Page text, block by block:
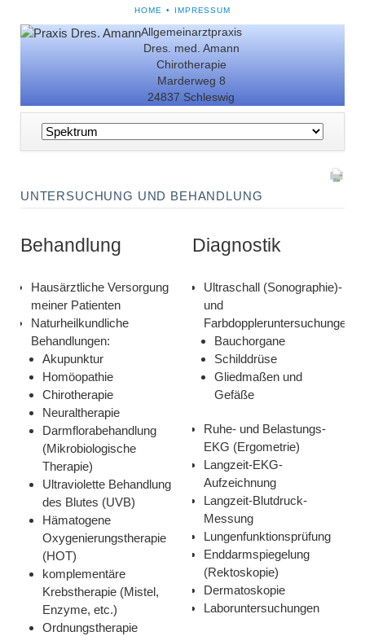
NAVIGATION
HOME IMPRESSUM
Allgemeinarztpraxis
Dres. med. Amann
Chirotherapie
Marderweg 8
24837 Schleswig
Navigation
überspringen
UNTERSUCHUNG UND BEHANDLUNG
Behandlung
Hausärztliche Versorgung
meiner Patienten
Naturheilkundliche
Behandlungen:
Akupunktur
Homöopathie
Chirotherapie
Neuraltherapie
Darmflorabehandlung
(Mikrobiologische
Therapie)
Ultraviolette Behandlung
des Blutes (UVB)
Hämatogene
Oxygenierungstherapie
(HOT)
komplementäre
Krebstherapie (Mistel,
Enzyme, etc.)
Ordnungstherapie
Diagnostik
Ultraschall (Sonographie)-
und
Farbdoppleruntersuchungen:
Bauchorgane
Schilddrüse
Gliedmaßen und
Gefäße
Ruhe- und Belastungs-
EKG (Ergometrie)
Langzeit-EKG-
Aufzeichnung
Langzeit-Blutdruck-
Messung
Lungenfunktionsprüfung
Enddarmspiegelung
(Rektoskopie)
Dermatoskopie
Laboruntersuchungen